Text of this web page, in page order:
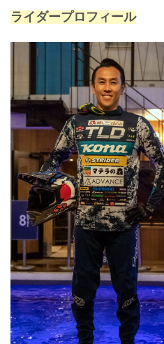
ライダープロフィール